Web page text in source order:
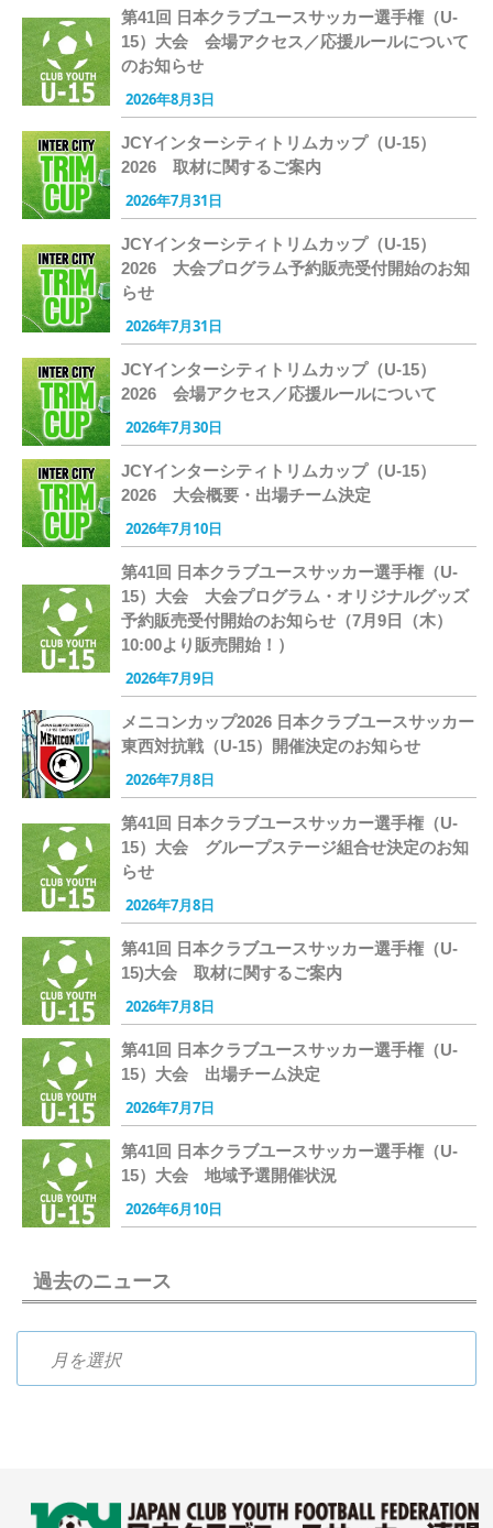
第41回 日本クラブユースサッカー選手権（U-
15）大会 会場アクセス／応援ルールについて
のお知らせ
2026年8月3日
JCYインターシティトリムカップ（U-15）
2026 取材に関するご案内
2026年7月31日
JCYインターシティトリムカップ（U-15）
2026 大会プログラム予約販売受付開始のお知
らせ
2026年7月31日
JCYインターシティトリムカップ（U-15）
2026 会場アクセス／応援ルールについて
2026年7月30日
JCYインターシティトリムカップ（U-15）
2026 大会概要・出場チーム決定
2026年7月10日
第41回 日本クラブユースサッカー選手権（U-
15）大会 大会プログラム・オリジナルグッズ
予約販売受付開始のお知らせ（7月9日（木）
10:00より販売開始！）
2026年7月9日
メニコンカップ2026 日本クラブユースサッカー
東西対抗戦（U-15）開催決定のお知らせ
2026年7月8日
第41回 日本クラブユースサッカー選手権（U-
15）大会 グループステージ組合せ決定のお知
らせ
2026年7月8日
第41回 日本クラブユースサッカー選手権（U-
15)大会 取材に関するご案内
2026年7月8日
第41回 日本クラブユースサッカー選手権（U-
15）大会 出場チーム決定
2026年7月7日
第41回 日本クラブユースサッカー選手権（U-
15）大会 地域予選開催状況
2026年6月10日
過去のニュース